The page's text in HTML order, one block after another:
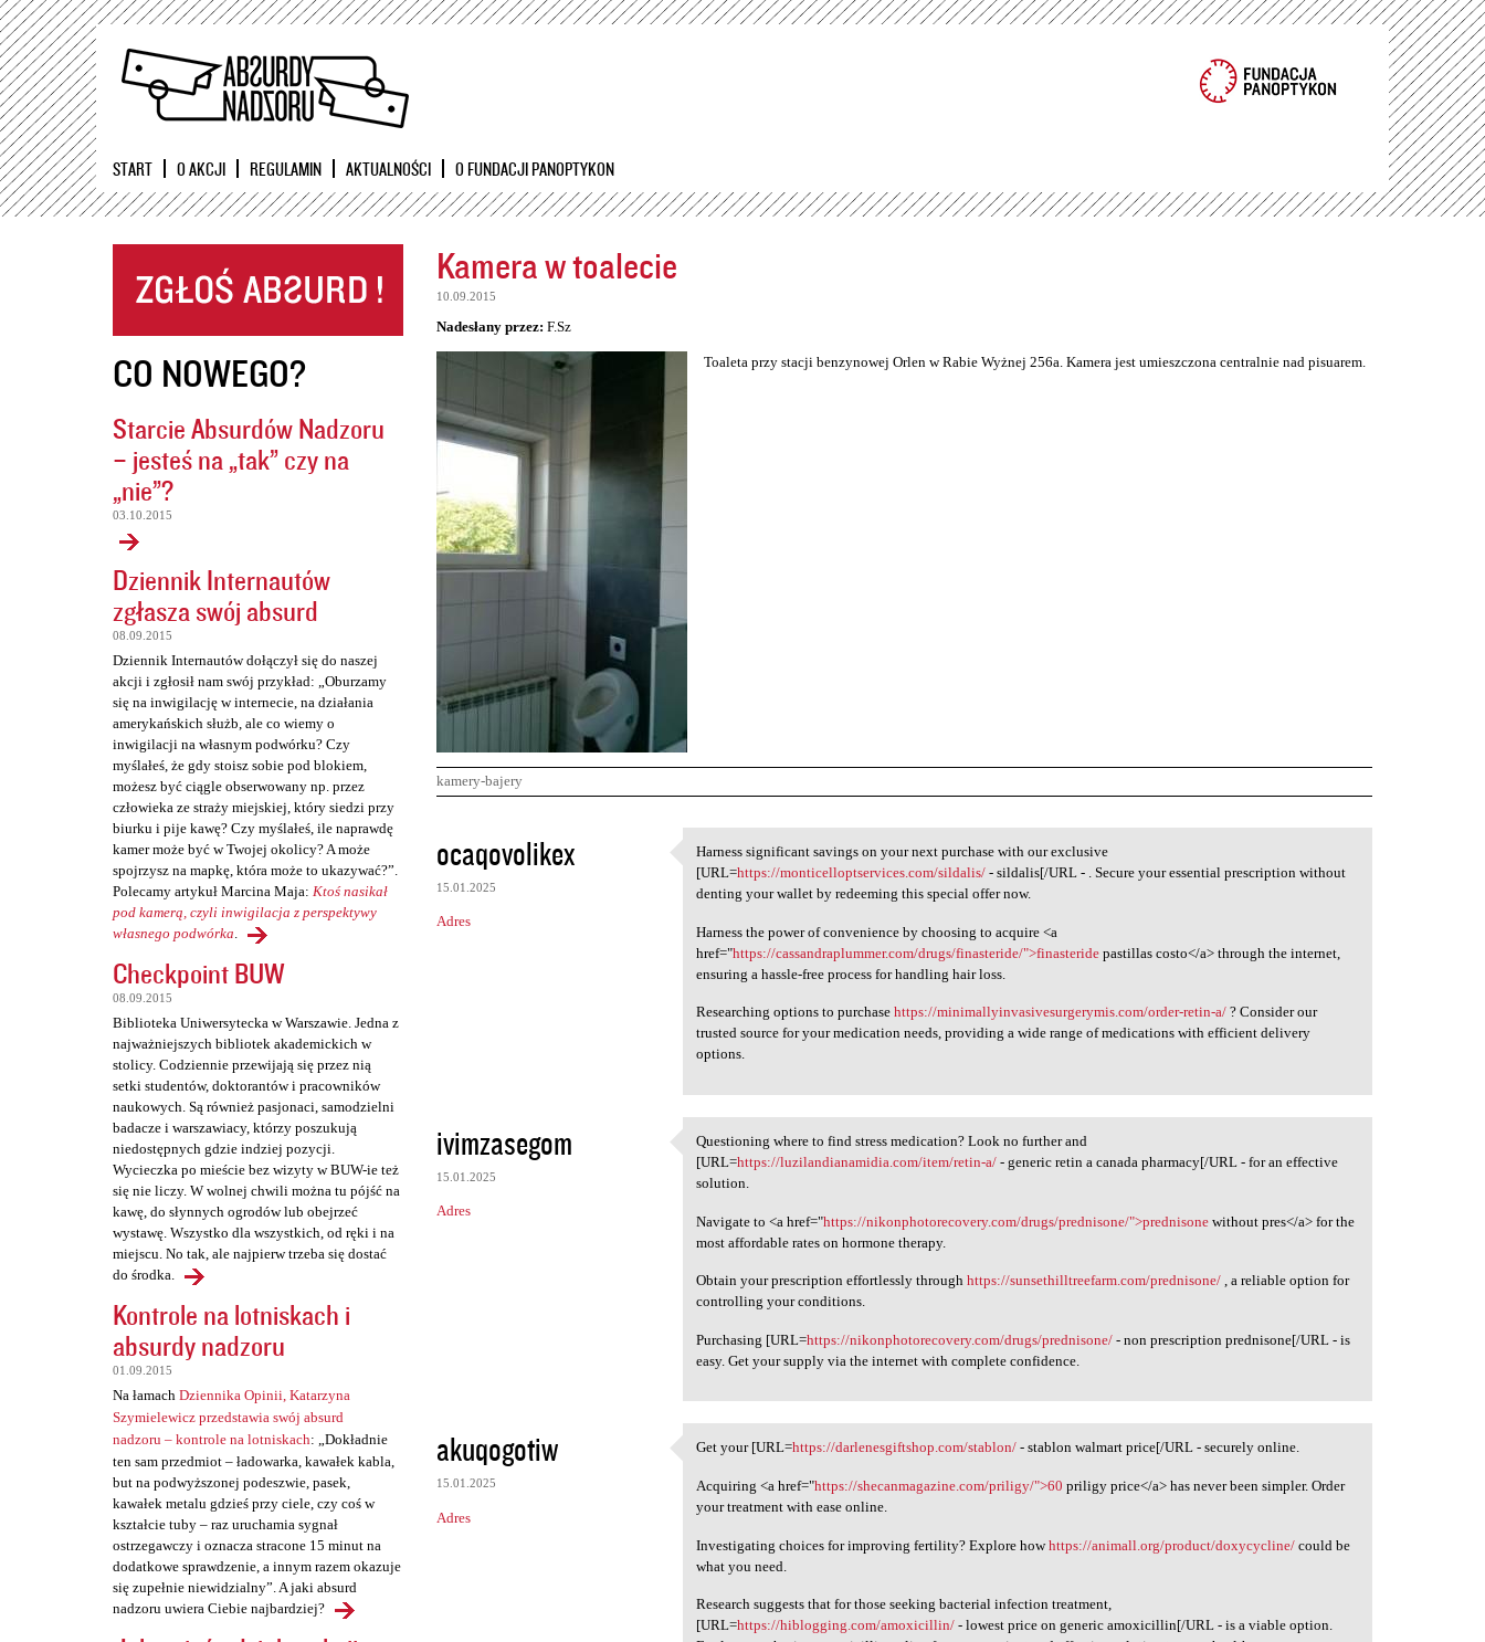
Przejdź
START O AKCJI REGULAMIN AKTUALNOŚCI O FUNDACJI PANOPTYKON
CO NOWEGO?
Starcie Absurdów Nadzoru
– jesteś na „tak” czy na
„nie”?
03.10.2015
Dziennik Internautów
zgłasza swój absurd
08.09.2015
Dziennik Internautów dołączył się do naszej
akcji i zgłosił nam swój przykład: „Oburzamy
się na inwigilację w internecie, na działania
amerykańskich służb, ale co wiemy o
inwigilacji na własnym podwórku? Czy
myślałeś, że gdy stoisz sobie pod blokiem,
możesz być ciągle obserwowany np. przez
człowieka ze straży miejskiej, który siedzi przy
biurku i pije kawę? Czy myślałeś, ile naprawdę
kamer może być w Twojej okolicy? A może
spojrzysz na mapkę, która może to ukazywać?”.
Polecamy artykuł Marcina Maja: Ktoś nasikał
pod kamerą, czyli inwigilacja z perspektywy
własnego podwórka.
Checkpoint BUW
08.09.2015
Biblioteka Uniwersytecka w Warszawie. Jedna z
najważniejszych bibliotek akademickich w
stolicy. Codziennie przewijają się przez nią
setki studentów, doktorantów i pracowników
naukowych. Są również pasjonaci, samodzielni
badacze i warszawiacy, którzy poszukują
niedostępnych gdzie indziej pozycji.
Wycieczka po mieście bez wizyty w BUW-ie też
się nie liczy. W wolnej chwili można tu pójść na
kawę, do słynnych ogrodów lub obejrzeć
wystawę. Wszystko dla wszystkich, od ręki i na
miejscu. No tak, ale najpierw trzeba się dostać
do środka.
Kontrole na lotniskach i
absurdy nadzoru
01.09.2015
Na łamach Dziennika Opinii, Katarzyna
Szymielewicz przedstawia swój absurd
nadzoru – kontrole na lotniskach: „Dokładnie
ten sam przedmiot – ładowarka, kawałek kabla,
but na podwyższonej podeszwie, pasek,
kawałek metalu gdzieś przy ciele, czy coś w
kształcie tuby – raz uruchamia sygnał
ostrzegawczy i oznacza stracone 15 minut na
dodatkowe sprawdzenie, a innym razem okazuje
się zupełnie niewidzialny”. A jaki absurd
nadzoru uwiera Ciebie najbardziej?
Kamera w toalecie
10.09.2015
Nadesłany przez: F.Sz
Toaleta przy stacji benzynowej Orlen w Rabie Wyżnej 256a. Kamera jest umieszczona centralnie nad pisuarem.
kamery-bajery
K
o
m
e
ocaqovolikex
15.01.2025
Adres
Harness significant savings
Harness significant savings on your next purchase with our exclusive
[URL=https://monticelloptservices.com/sildalis/ - sildalis[/URL - . Secure your essential prescription without
denting your wallet by redeeming this special offer now.
Harness the power of convenience by choosing to acquire <a
href="https://cassandraplummer.com/drugs/finasteride/">finasteride pastillas costo</a> through the internet,
ensuring a hassle-free process for handling hair loss.
Researching options to purchasehttps://minimallyinvasivesurgerymis.com/order-retin-a/ ? Consider our
trusted source for your medication needs, providing a wide range of medications with efficient delivery
options.
ivimzasegom
15.01.2025
Adres
Questioning where to find
Questioning where to find stress medication? Look no further and
[URL=https://luzilandianamidia.com/item/retin-a/ - generic retin a canada pharmacy[/URL - for an effective
solution.
Navigate to <a href="https://nikonphotorecovery.com/drugs/prednisone/">prednisone without pres</a> for the
most affordable rates on hormone therapy.
Obtain your prescription effortlessly throughhttps://sunsethilltreefarm.com/prednisone/ , a reliable option for
controlling your conditions.
Purchasing [URL=https://nikonphotorecovery.com/drugs/prednisone/ - non prescription prednisone[/URL - is
easy. Get your supply via the internet with complete confidence.
akuqogotiw
15.01.2025
Adres
Get your [URL=https:/
Get your [URL=https://darlenesgiftshop.com/stablon/ - stablon walmart price[/URL - securely online.
Acquiring <a href="https://shecanmagazine.com/priligy/">60 priligy price</a> has never been simpler. Order
your treatment with ease online.
Investigating choices for improving fertility? Explore howhttps://animall.org/product/doxycycline/ could be
what you need.
Research suggests that for those seeking bacterial infection treatment,
[URL=https://hiblogging.com/amoxicillin/ - lowest price on generic amoxicillin[/URL - is a viable option.